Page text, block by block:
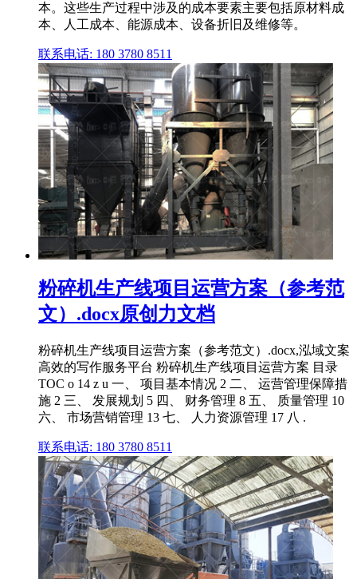
本。这些生产过程中涉及的成本要素主要包括原材料成
本、人工成本、能源成本、设备折旧及维修等。
联系电话: 180 3780 8511
粉碎机生产线项目运营方案（参考范
文）.docx原创力文档
粉碎机生产线项目运营方案（参考范文）.docx,泓域文案
高效的写作服务平台 粉碎机生产线项目运营方案 目录
TOC o 14 z u 一、 项目基本情况 2 二、 运营管理保障措
施 2 三、 发展规划 5 四、 财务管理 8 五、 质量管理 10
六、 市场营销管理 13 七、 人力资源管理 17 八 .
联系电话: 180 3780 8511